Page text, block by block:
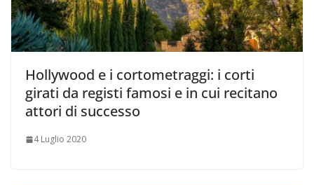
Hollywood e i cortometraggi: i corti
girati da registi famosi e in cui recitano
attori di successo
4 Luglio 2020